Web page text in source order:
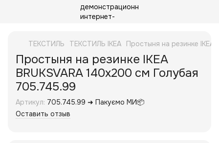
ТЕКСТИЛЬ ТЕКСТИЛЬ IKEA Простыня на резинке
Простыня на резинке IKEA
BRUKSVARA 140x200 см Голубая
705.745.99
Артикул: 705.745.99 ➜ Пакуємо МИ📦
Оставить отзыв